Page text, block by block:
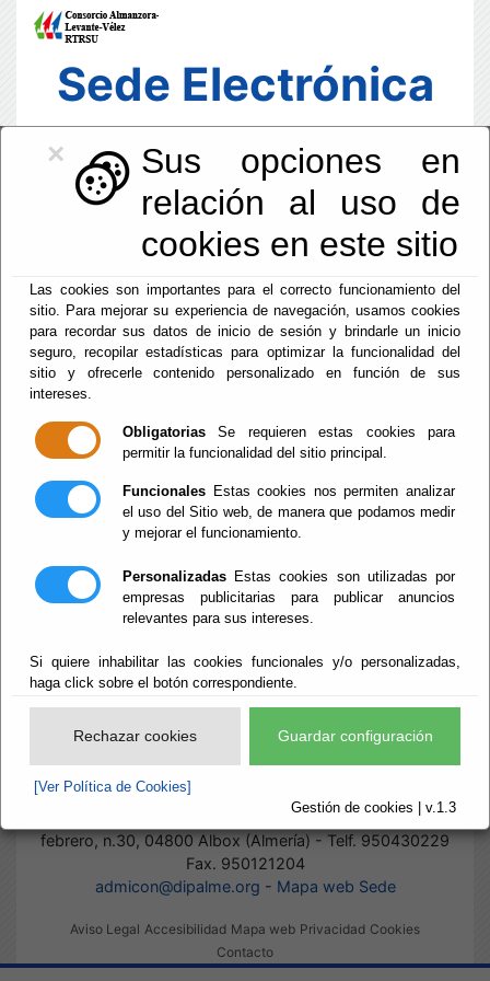
×
Sus opciones en
relación al uso de
cookies en este sitio
Las cookies son importantes para el correcto funcionamiento del
sitio. Para mejorar su experiencia de navegación, usamos cookies
para recordar sus datos de inicio de sesión y brindarle un inicio
seguro, recopilar estadísticas para optimizar la funcionalidad del
sitio y ofrecerle contenido personalizado en función de sus
intereses.
Obligatorias Se requieren estas cookies para
permitir la funcionalidad del sitio principal.
Funcionales Estas cookies nos permiten analizar
el uso del Sitio web, de manera que podamos medir
y mejorar el funcionamiento.
Personalizadas Estas cookies son utilizadas por
empresas publicitarias para publicar anuncios
relevantes para sus intereses.
Si quiere inhabilitar las cookies funcionales y/o personalizadas,
haga click sobre el botón correspondiente.
Rechazar cookies Guardar configuración
[Ver Política de Cookies]
Gestión de cookies | v.1.3
Sede Electrónica
16:04:41
Vie, 7 Agosto 2026
- Funcionarios Habilitados
Funcionarios
Habilitados
Consorcio Almanzora-Levante-Vélez. Para Recogida y
Tratamiento de RSU (Cif: V04290094).- Avda/ 28 de
febrero, n.30, 04800 Albox (Almería) - Telf. 950430229
Fax. 950121204
admicon@dipalme.org - Mapa web Sede
Aviso Legal Accesibilidad Mapa web Privacidad Cookies
Contacto